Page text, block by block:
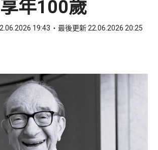
年100歲
19:43 最後更新 22.06.2026 20:25